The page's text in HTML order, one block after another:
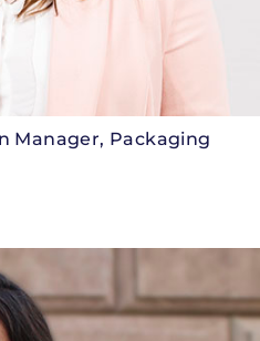
Manager, Packaging